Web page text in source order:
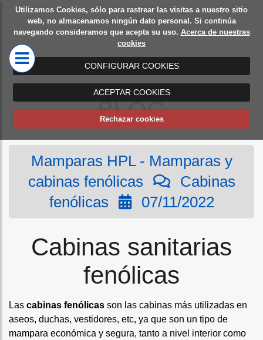
Utilizamos Cookies, sólo para rastrear las visitas a nuestro sitio
web, no almacenamos ningún dato personal. Si continúa
navegando consideramos que acepta su uso. Acerca de nuestras
cookies
CONFIGURAR COOKIES
ACEPTAR COOKIES
Rechazar cookies
Diseño
de
oficinas
Mamparas
de oficina
BLOG
Mamparas HPL - Mamparas y
cabinas fenólicas
Cabinas
fenólicas
07/11/2022
Cabinas sanitarias
fenólicas
Las cabinas fenólicas son las cabinas más utilizadas en
aseos, duchas, vestidores, etc, ya que son un tipo de
mampara económica y segura, tanto a nivel interior como